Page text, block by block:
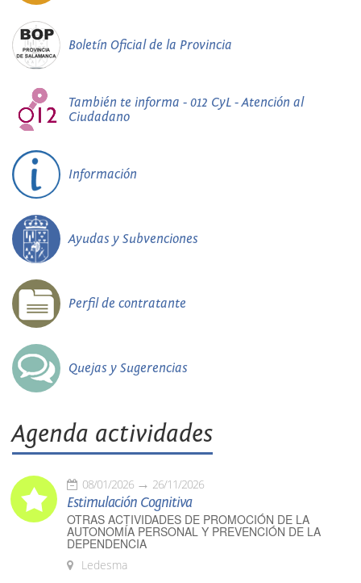
Boletín Oficial de la Provincia
También te informa - 012 CyL - Atención al
Ciudadano
Información
Ayudas y Subvenciones
Perfil de contratante
Quejas y Sugerencias
Agenda actividades
08/01/2026 26/11/2026
Estimulación Cognitiva
OTRAS ACTIVIDADES DE PROMOCIÓN DE LA
AUTONOMÍA PERSONAL Y PREVENCIÓN DE LA
DEPENDENCIA
Ledesma